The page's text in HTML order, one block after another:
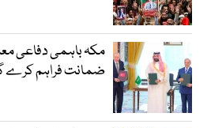
مکہ باہمی دفاعی
ضمانت فراہم کرے